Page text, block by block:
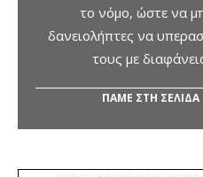
το νόμο, ώστε να
δανειολήπτες να
τους με
ΠΑΜΕ ΣΤΗ